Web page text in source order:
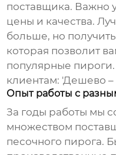
поставщика. Важно
цены и качества.
больше, но
которая позволит
популярные
клиентам: 'Дешево –
Опыт работы с
За годы работы мы
множеством
песочного пирога.